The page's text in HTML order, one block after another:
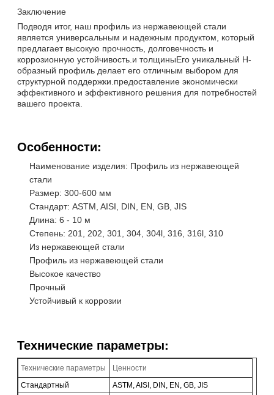
Заключение
Подводя итог, наш профиль из нержавеющей стали
является универсальным и надежным продуктом, который
предлагает высокую прочность, долговечность и
коррозионную устойчивость.и толщиныЕго уникальный H-
образный профиль делает его отличным выбором для
структурной поддержки.предоставление экономически
эффективного и эффективного решения для потребностей
вашего проекта.
Особенности:
Наименование изделия: Профиль из нержавеющей
стали
Размер: 300-600 мм
Стандарт: ASTM, AISI, DIN, EN, GB, JIS
Длина: 6 - 10 м
Степень: 201, 202, 301, 304, 304l, 316, 316l, 310
Из нержавеющей стали
Профиль из нержавеющей стали
Высокое качество
Прочный
Устойчивый к коррозии
Технические параметры:
Технические параметры
Ценности
Стандартный
ASTM, AISI, DIN, EN, GB, JIS